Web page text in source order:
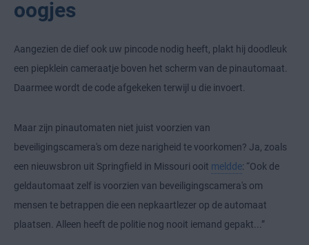
oogjes
Aangezien de dief ook uw pincode nodig heeft, plakt hij doodleuk
een piepklein cameraatje boven het scherm van de pinautomaat.
Daarmee wordt de code afgekeken terwijl u die invoert.
Maar zijn pinautomaten niet juist voorzien van
beveiligingscamera's om deze narigheid te voorkomen? Ja, zoals
een nieuwsbron uit Springfield in Missouri ooit meldde: “Ook de
geldautomaat zelf is voorzien van beveiligingscamera's om
mensen te betrappen die een nepkaartlezer op de automaat
plaatsen. Alleen heeft de politie nog nooit iemand gepakt...”